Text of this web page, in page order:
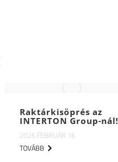
Raktárkisöprés az
INTERTON Group-nál!
2026 FEBRUÁR 16
TOVÁBB